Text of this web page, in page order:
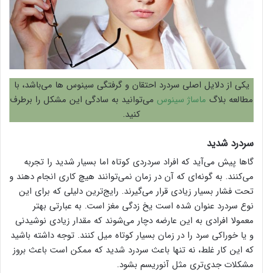
یکی از دلایل اصلی سردرد احتقان و گرفتگی سینوس ها می‌باشد، با
مطالعه بلاگ ماساژ سینوس می‌توانید به سادگی این مشکل را برطرف
کنید.
سردرد شدید
گاها پیش می‌آید که افراد سردردی کوتاه اما بسیار شدید را تجربه
می‌کنند. به گونه‌ای که آن در زمان نمی‌توانند هیچ کاری انجام دهند و
تحت فشار بسیار زیادی قرار می‌گیرند. رایج‌ترین دلیلی که برای این
نوع سردرد عنوان شده‌ است یخ زدگی مغز است. به عبارتی بهتر
معمولا افرادی به این عارضه دچار می‌شوند که مقدار زیادی نوشیدنی
و یا خوراکی سرد را در زمان بسیار کوتاه میل ‌کنند. توجه داشته باشید
که این کار غلط، نه تنها باعث سردرد شدید که ممکن است باعث بروز
مشکلات جدی‌تری مثل آنوریسم بشود.